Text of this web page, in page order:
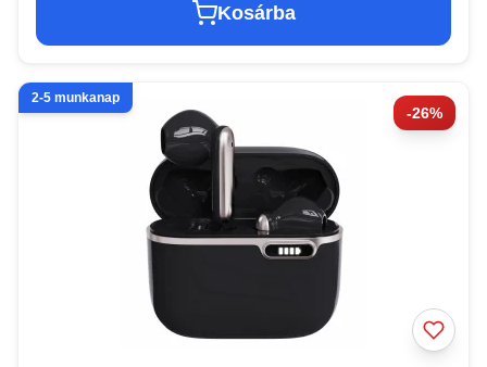
Kosárba
-26%
2-5 munkanap